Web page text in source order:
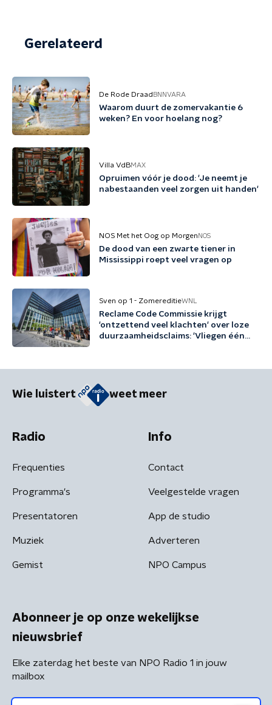
Gerelateerd
De Rode Draad BNNVARA
Waarom duurt de zomervakantie 6
weken? En voor hoelang nog?
Villa VdBMAX
Opruimen vóór je dood: 'Je neemt je
nabestaanden veel zorgen uit handen'
NOS Met het Oog op Morgen NOS
De dood van een zwarte tiener in
Mississippi roept veel vragen op
Sven op 1 - ZomereditieWNL
Reclame Code Commissie krijgt
'ontzettend veel klachten' over loze
duurzaamheidsclaims: 'Vliegen één
Wie luistert weet meer
Radio
Frequenties
Programma's
Presentatoren
Muziek
Gemist
Info
Contact
Veelgestelde vragen
App de studio
Adverteren
NPO Campus
Abonneer je op onze wekelijkse
nieuwsbrief
Elke zaterdag het beste van NPO Radio 1 in jouw
mailbox